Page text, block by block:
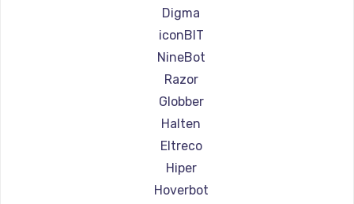
Ремонт самокатов Segway
Ремонт самокатов KIRIN
Digma
iconBIT
NineBot
Razor
Globber
Halten
Eltreco
Hiper
Hoverbot